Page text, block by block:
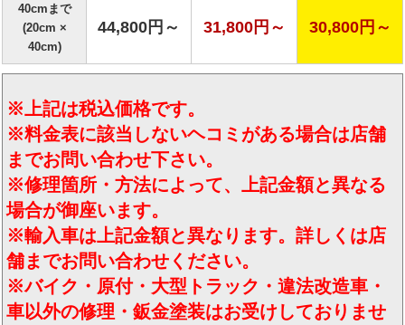
40cmまで
(20cm ×
40cm)
44,800円～ 31,800円～ 30,800円～
※上記は税込価格です。
※料金表に該当しないヘコミがある場合は店舗
までお問い合わせ下さい。
※修理箇所・方法によって、上記金額と異なる
場合が御座います。
※輸入車は上記金額と異なります。詳しくは店
舗までお問い合わせください。
※バイク・原付・大型トラック・違法改造車・
車以外の修理・鈑金塗装はお受けしておりませ